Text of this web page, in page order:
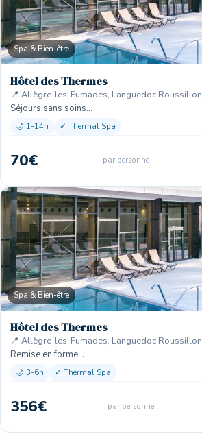
Spa & Bien-être
Hôtel des Thermes
📍 Allègre-les-Fumades, Languedoc Roussillon
Séjours sans soins…
🌙 1-14n ✓ Thermal Spa
70€ par personne
Spa & Bien-être
Hôtel des Thermes
📍 Allègre-les-Fumades, Languedoc Roussillon
Remise en forme…
🌙 3-6n ✓ Thermal Spa
356€ par personne